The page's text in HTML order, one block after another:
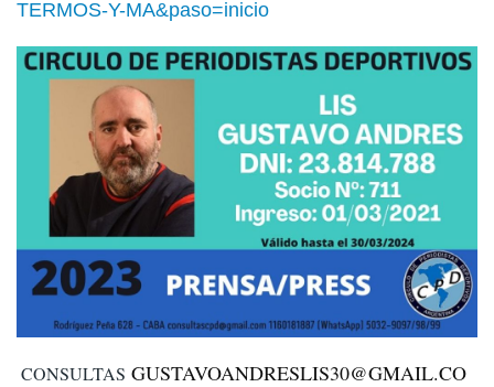
TERMOS-Y-MA&paso=inicio
CONSULTAS GUSTAVOANDRESLIS30@GMAIL.CO